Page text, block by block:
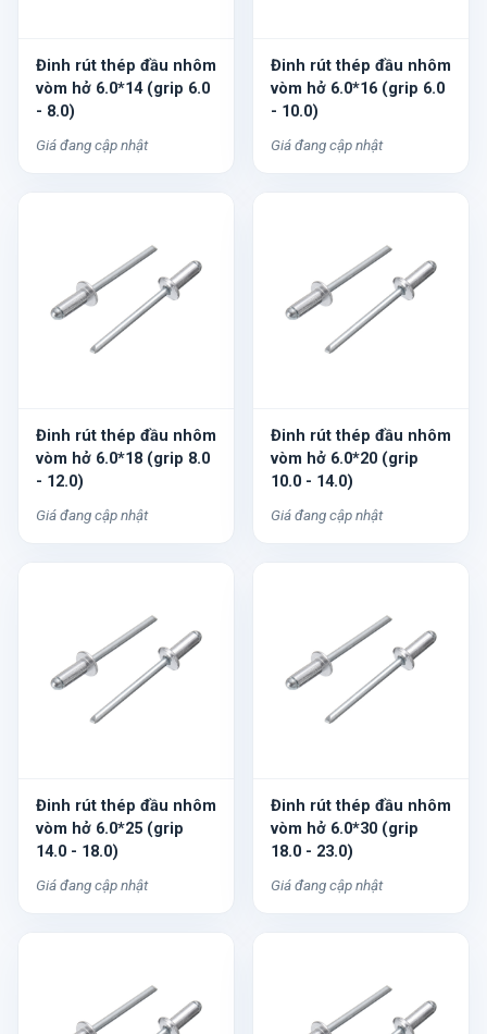
Đinh rút thép đầu nhôm
vòm hở 6.0*14 (grip 6.0
- 8.0)
Giá đang cập nhật
Đinh rút thép đầu nhôm
vòm hở 6.0*16 (grip 6.0
- 10.0)
Giá đang cập nhật
Đinh rút thép đầu nhôm
vòm hở 6.0*18 (grip 8.0
- 12.0)
Giá đang cập nhật
Đinh rút thép đầu nhôm
vòm hở 6.0*20 (grip
10.0 - 14.0)
Giá đang cập nhật
Đinh rút thép đầu nhôm
vòm hở 6.0*25 (grip
14.0 - 18.0)
Giá đang cập nhật
Đinh rút thép đầu nhôm
vòm hở 6.0*30 (grip
18.0 - 23.0)
Giá đang cập nhật